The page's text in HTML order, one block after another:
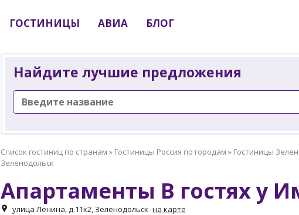
ГОСТИНИЦЫ АВИА БЛОГ
Найдите лучшие предложения
Список гостиниц по странам » Гостиницы Россия по городам » Гостиницы
Зеленодольск
Апартаменты В гостях у
улица Ленина, д.11к2, Зеленодольск-на карте